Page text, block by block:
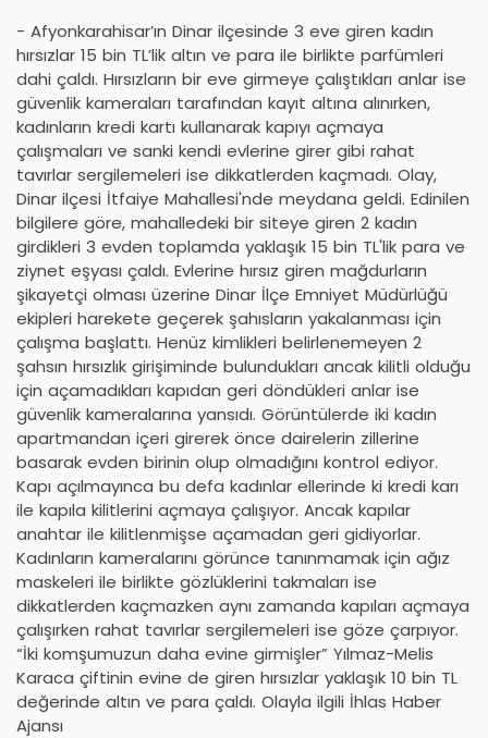
- Afyonkarahisar’ın Dinar ilçesinde 3 eve giren kadın
hırsızlar 15 bin TL’lik altın ve para ile birlikte parfümleri
dahi çaldı. Hırsızların bir eve girmeye çalıştıkları anlar ise
güvenlik kameraları tarafından kayıt altına alınırken,
kadınların kredi kartı kullanarak kapıyı açmaya
çalışmaları ve sanki kendi evlerine girer gibi rahat
tavırlar sergilemeleri ise dikkatlerden kaçmadı. Olay,
Dinar ilçesi İtfaiye Mahallesi'nde meydana geldi. Edinilen
bilgilere göre, mahalledeki bir siteye giren 2 kadın
girdikleri 3 evden toplamda yaklaşık 15 bin TL'lik para ve
ziynet eşyası çaldı. Evlerine hırsız giren mağdurların
şikayetçi olması üzerine Dinar İlçe Emniyet Müdürlüğü
ekipleri harekete geçerek şahısların yakalanması için
çalışma başlattı. Henüz kimlikleri belirlenemeyen 2
şahsın hırsızlık girişiminde bulundukları ancak kilitli olduğu
için açamadıkları kapıdan geri döndükleri anlar ise
güvenlik kameralarına yansıdı. Görüntülerde iki kadın
apartmandan içeri girerek önce dairelerin zillerine
basarak evden birinin olup olmadığını kontrol ediyor.
Kapı açılmayınca bu defa kadınlar ellerinde ki kredi karı
ile kapıla kilitlerini açmaya çalışıyor. Ancak kapılar
anahtar ile kilitlenmişse açamadan geri gidiyorlar.
Kadınların kameralarını görünce tanınmamak için ağız
maskeleri ile birlikte gözlüklerini takmaları ise
dikkatlerden kaçmazken aynı zamanda kapıları açmaya
çalışırken rahat tavırlar sergilemeleri ise göze çarpıyor.
“İki komşumuzun daha evine girmişler” Yılmaz-Melis
Karaca çiftinin evine de giren hırsızlar yaklaşık 10 bin TL
değerinde altın ve para çaldı. Olayla ilgili İhlas Haber
Ajansı